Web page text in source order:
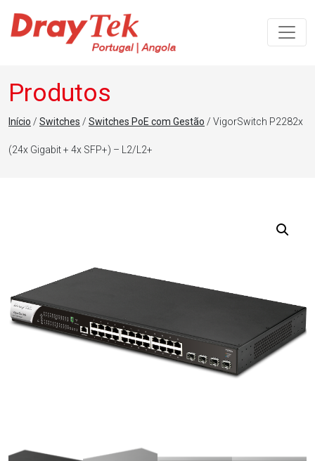
Navegação principal
Produtos
Início / Switches / Switches PoE com Gestão / VigorSwitch P2282x
(24x Gigabit + 4x SFP+) – L2/L2+